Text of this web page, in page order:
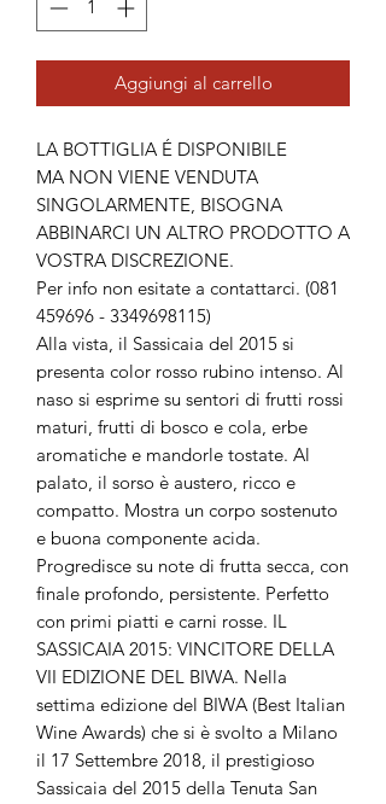
Aggiungi al carrello
LA BOTTIGLIA É DISPONIBILE
MA NON VIENE VENDUTA
SINGOLARMENTE, BISOGNA
ABBINARCI UN ALTRO PRODOTTO A
VOSTRA DISCREZIONE.
Per info non esitate a contattarci. (081
459696 - 3349698115)
Alla vista, il Sassicaia del 2015 si
presenta color rosso rubino intenso. Al
naso si esprime su sentori di frutti rossi
maturi, frutti di bosco e cola, erbe
aromatiche e mandorle tostate. Al
palato, il sorso è austero, ricco e
compatto. Mostra un corpo sostenuto
e buona componente acida.
Progredisce su note di frutta secca, con
finale profondo, persistente. Perfetto
con primi piatti e carni rosse. IL
SASSICAIA 2015: VINCITORE DELLA
VII EDIZIONE DEL BIWA. Nella
settima edizione del BIWA (Best Italian
Wine Awards) che si è svolto a Milano
il 17 Settembre 2018, il prestigioso
Sassicaia del 2015 della Tenuta San